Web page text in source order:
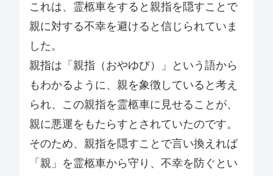
これは、霊柩車をすると親指を隠すことで
親に対する不幸を避けると信じられていま
した。
親指は「親指（おやゆび）」という語から
もわかるように、親を象徴していると考え
られ、この親指を霊柩車に見せることが、
親に悪運をもたらすとされていたのです。
そのため、親指を隠すことで言い換えれば
「親」を霊柩車から守り、不幸を防ぐとい